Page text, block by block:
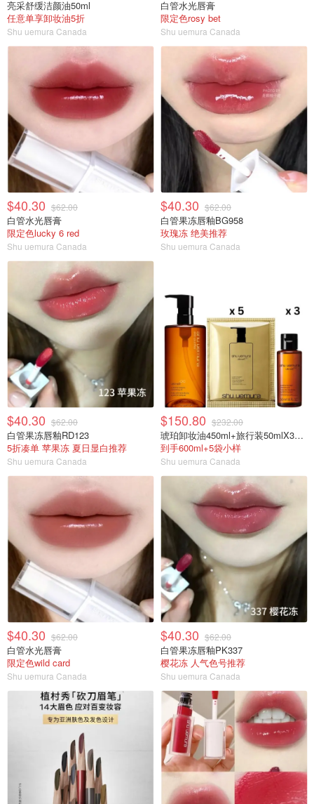
亮采舒缓洁颜油50ml
任意单享卸妆油5折
Shu uemura Canada
白管水光唇膏
限定色rosy bet
Shu uemura Canada
$40.30 $62.00
白管水光唇膏
限定色lucky 6 red
Shu uemura Canada
$40.30 $62.00
白管果冻唇釉BG958
玫瑰冻 绝美推荐
Shu uemura Canada
$40.30 $62.00
白管果冻唇釉RD123
5折凑单 苹果冻 夏日显白推荐
Shu uemura Canada
$150.80 $232.00
琥珀卸妆油450ml+旅行装50mlX3瓶+小样5袋
到手600ml+5袋小样
Shu uemura Canada
$40.30 $62.00
白管水光唇膏
限定色wild card
Shu uemura Canada
$40.30 $62.00
白管果冻唇釉PK337
樱花冻 人气色号推荐
Shu uemura Canada